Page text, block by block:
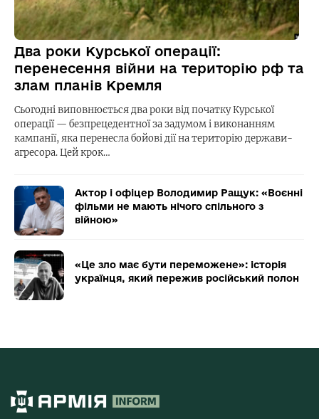
Два роки Курської операції:
перенесення війни на територію рф та
злам планів Кремля
Сьогодні виповнюється два роки від початку Курської
операції — безпрецедентної за задумом і виконанням
кампанії, яка перенесла бойові дії на територію держави-
агресора. Цей крок…
Актор і офіцер Володимир Ращук: «Воєнні
фільми не мають нічого спільного з
війною»
«Це зло має бути переможене»: історія
українця, який пережив російський полон